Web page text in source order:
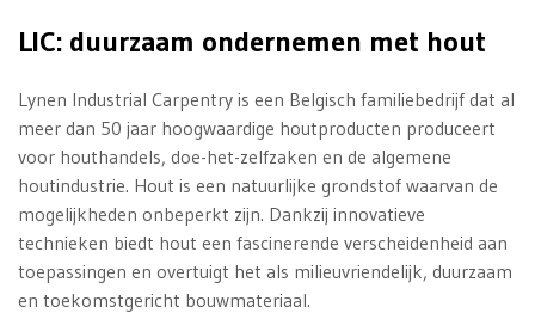
LIC: duurzaam ondernemen met hout
Lynen Industrial Carpentry is een Belgisch familiebedrijf dat al
meer dan 50 jaar hoogwaardige houtproducten produceert
voor houthandels, doe-het-zelfzaken en de algemene
houtindustrie. Hout is een natuurlijke grondstof waarvan de
mogelijkheden onbeperkt zijn. Dankzij innovatieve
technieken biedt hout een fascinerende verscheidenheid aan
toepassingen en overtuigt het als milieuvriendelijk, duurzaam
en toekomstgericht bouwmateriaal.